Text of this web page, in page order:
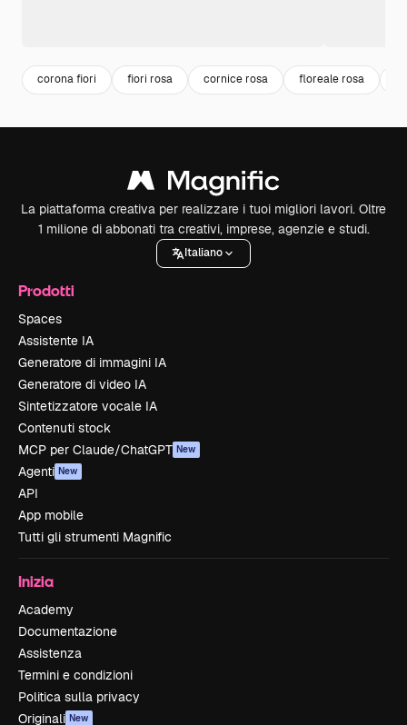
corona fiori fiori rosa cornice rosa floreale rosa
La piattaforma creativa per realizzare i tuoi migliori lavori. Oltre
1 milione di abbonati tra creativi, imprese, agenzie e studi.
Italiano
Prodotti
Spaces
Assistente IA
Generatore di immagini IA
Generatore di video IA
Sintetizzatore vocale IA
Contenuti stock
MCP per Claude/ChatGPT New
Agenti New
API
App mobile
Tutti gli strumenti Magnific
Inizia
Academy
Documentazione
Assistenza
Termini e condizioni
Politica sulla privacy
Originali New